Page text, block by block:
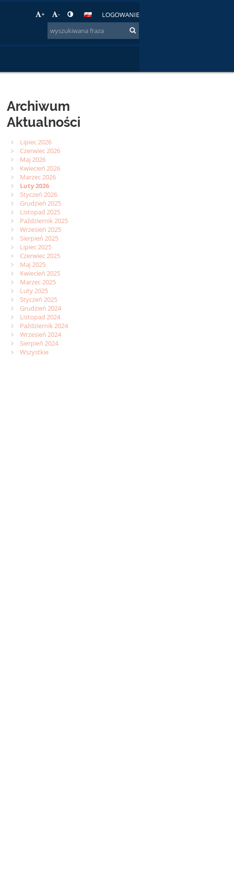
+ - LOGOWANIE
Archiwum
Aktualności
Lipiec 2026
Czerwiec 2026
Maj 2026
Kwiecień 2026
Marzec 2026
Luty 2026
Styczeń 2026
Grudzień 2025
Listopad 2025
Październik 2025
Wrzesień 2025
Sierpień 2025
Lipiec 2025
Czerwiec 2025
Maj 2025
Kwiecień 2025
Marzec 2025
Luty 2025
Styczeń 2025
Grudzień 2024
Listopad 2024
Październik 2024
Wrzesień 2024
Sierpień 2024
Wszystkie